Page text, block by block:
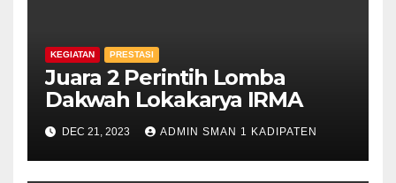
KEGIATAN PRESTASI
Juara 2 Perintih Lomba
Dakwah Lokakarya IRMA
DEC 21, 2023 ADMIN SMAN 1 KADIPATEN